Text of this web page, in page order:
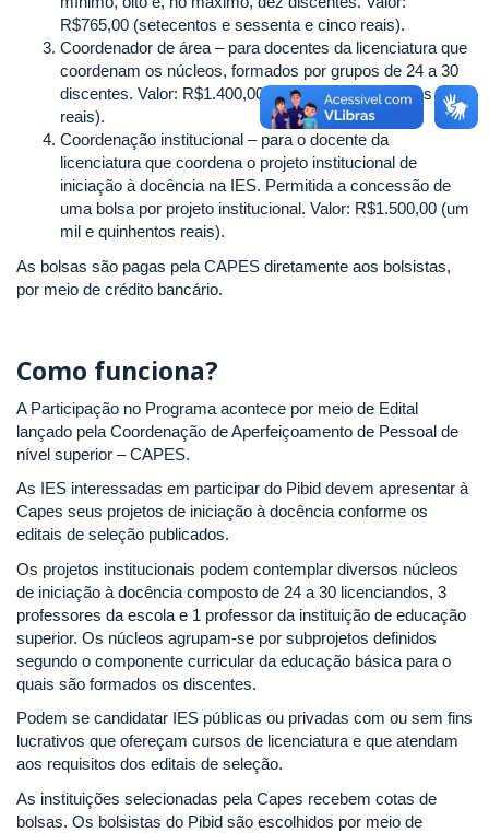
R$765,00 (setecentos e sessenta e cinco reais).
Coordenador de área – para docentes da licenciatura que
coordenam os núcleos, formados por grupos de 24 a 30
discentes. Valor: R$1.400,00 (um mil e quatrocentos
reais).
Coordenação institucional – para o docente da
licenciatura que coordena o projeto institucional de
iniciação à docência na IES. Permitida a concessão de
uma bolsa por projeto institucional. Valor: R$1.500,00 (um
mil e quinhentos reais).
As bolsas são pagas pela CAPES diretamente aos bolsistas,
por meio de crédito bancário.
Como funciona?
A Participação no Programa acontece por meio de Edital
lançado pela Coordenação de Aperfeiçoamento de Pessoal de
nível superior – CAPES.
As IES interessadas em participar do Pibid devem apresentar à
Capes seus projetos de iniciação à docência conforme os
editais de seleção publicados.
Os projetos institucionais podem contemplar diversos núcleos
de iniciação à docência composto de 24 a 30 licenciandos, 3
professores da escola e 1 professor da instituição de educação
superior. Os núcleos agrupam-se por subprojetos definidos
segundo o componente curricular da educação básica para o
quais são formados os discentes.
Podem se candidatar IES públicas ou privadas com ou sem fins
lucrativos que ofereçam cursos de licenciatura e que atendam
aos requisitos dos editais de seleção.
As instituições selecionadas pela Capes recebem cotas de
bolsas. Os bolsistas do Pibid são escolhidos por meio de